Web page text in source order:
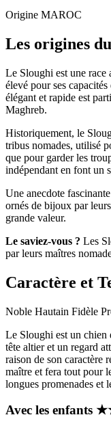
Origine MAROC
Les origines
Le Sloughi est une
élevé pour ses
élégant et rapide est
Maghreb.
Historiquement, le
tribus nomades, utilisé
que pour garder les
indépendant en font un
Une anecdote
ornés de bijoux par
grande valeur.
Le saviez-vous ? Les
par leurs maîtres
Caractère et
Noble Hautain Fidèle
Le Sloughi est un chien
tête altier et un regard
raison de son caractère
maître et fera tout pour
longues promenades et
Avec les enfants ★